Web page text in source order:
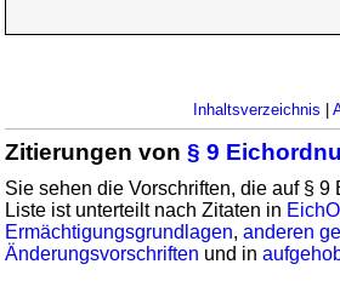
Inhaltsverzeichnis
Zitierungen von§ 9
Sie sehen die Vorschriften, die auf § 9
Liste ist unterteilt nach Zitaten in
Ermächtigungsgrundlagen,anderen
Änderungsvorschriften und in